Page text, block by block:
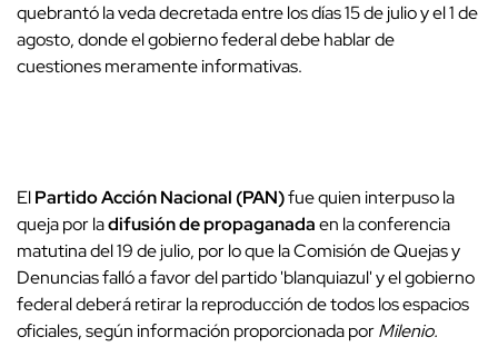
quebrantó la veda decretada entre los días 15 de julio y el 1 de
agosto, donde el gobierno federal debe hablar de
cuestiones meramente informativas.
ElPartido Acción Nacional (PAN)fue quien interpuso la
queja por ladifusión de propaganadaen la conferencia
matutina del 19 de julio, por lo que la Comisión de Quejas y
Denuncias falló a favor del partido 'blanquiazul' y el gobierno
federal deberá retirar la reproducción de todos los espacios
oficiales, según información proporcionada porMilenio.